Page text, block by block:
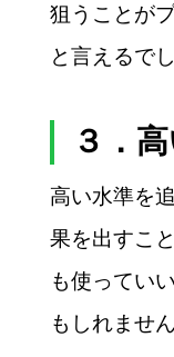
狙うことが
と言えるで
３．
高い水準を
果を出すこ
も使ってい
もしれません